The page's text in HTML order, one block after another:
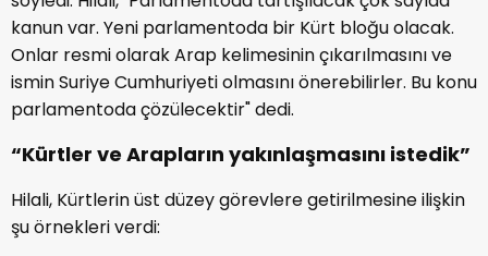
kanun var. Yeni parlamentoda bir Kürt bloğu olacak.
Onlar resmi olarak Arap kelimesinin çıkarılmasını ve
ismin Suriye Cumhuriyeti olmasını önerebilirler. Bu konu
parlamentoda çözülecektir" dedi.
“Kürtler ve Arapların yakınlaşmasını istedik”
Hilali, Kürtlerin üst düzey görevlere getirilmesine ilişkin
şu örnekleri verdi: